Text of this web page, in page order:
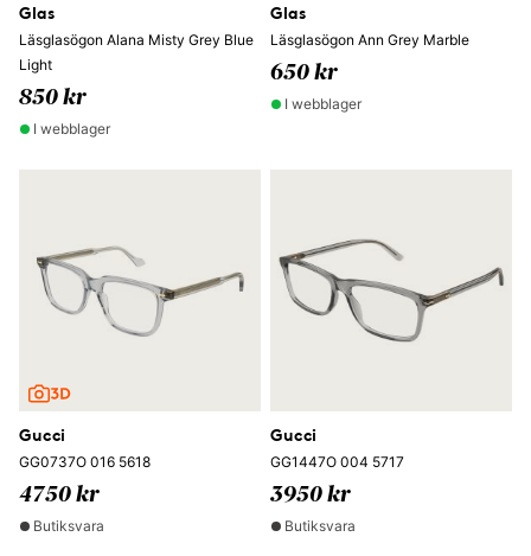
Glas
Läsglasögon Alana Misty Grey Blue
Light
850 kr
I webblager
Glas
Läsglasögon Ann Grey Marble
650 kr
I webblager
Gucci
GG0737O 016 5618
4750 kr
Butiksvara
Gucci
GG1447O 004 5717
3950 kr
Butiksvara